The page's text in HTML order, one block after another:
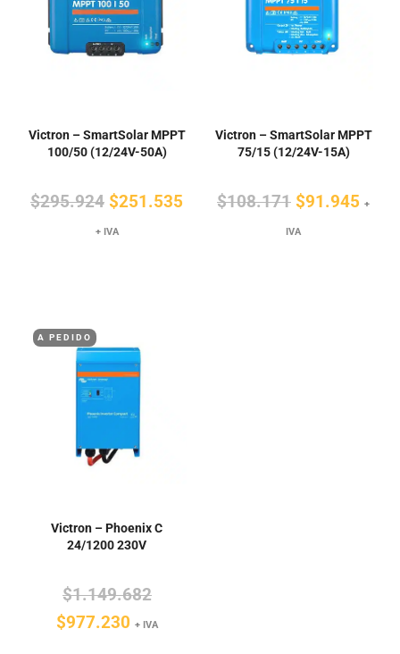
Victron – SmartSolar MPPT
100/50 (12/24V-50A)
$295.924 El
precio
$251.535
+ IVA
Victron – SmartSolar MPPT
75/15 (12/24V-15A)
$108.171 El
precio
$91.945 El
+
IVA
A PEDIDO
Victron – Phoenix C
24/1200 230V
$1.149.682El
precio
$977.230El+ IVA